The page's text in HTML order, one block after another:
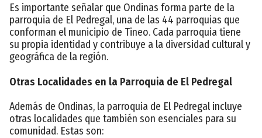
Es importante señalar que Ondinas forma parte de la
parroquia de El Pedregal, una de las 44 parroquias que
conforman el municipio de Tineo. Cada parroquia tiene
su propia identidad y contribuye a la diversidad cultural y
geográfica de la región.
Otras Localidades en la Parroquia de El Pedregal
Además de Ondinas, la parroquia de El Pedregal incluye
otras localidades que también son esenciales para su
comunidad. Estas son: